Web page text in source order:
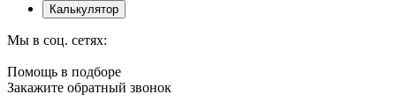
Калькулятор
Мы в соц. сетях:
Помощь в подборе
Закажите обратный звонок